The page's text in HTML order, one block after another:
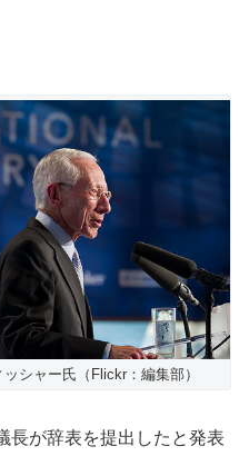
シャー氏（Flickr：編集部）
長が辞表を提出したと発表